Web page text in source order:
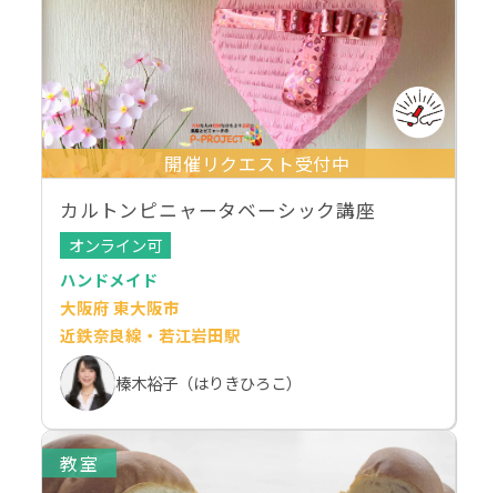
開催リクエスト受付中
カルトンピニャータベーシック講座
オンライン可
ハンドメイド
大阪府 東大阪市
近鉄奈良線・若江岩田駅
榛木裕子（はりきひろこ）
教室